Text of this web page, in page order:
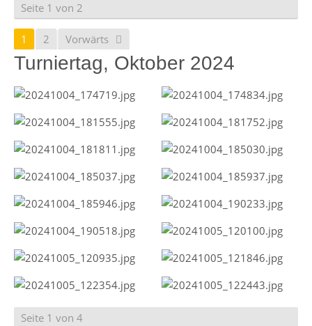
Seite 1 von 2
1 2 Vorwärts
Turniertag, Oktober 2024
Seite 1 von 4